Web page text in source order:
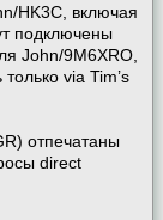
HK3C, включая
подключены
John/9M6XRO,
via Tim’s
отпечатаны
direct